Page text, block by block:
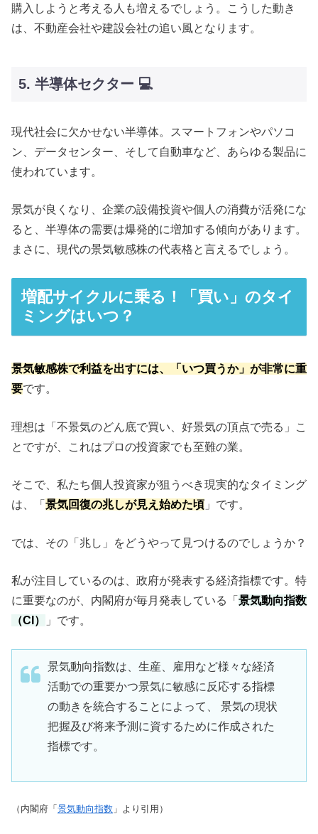
購入しようと考える人も増えるでしょう。こうした動き
は、不動産会社や建設会社の追い風となります。
5. 半導体セクター 💻
現代社会に欠かせない半導体。スマートフォンやパソコ
ン、データセンター、そして自動車など、あらゆる製品に
使われています。
景気が良くなり、企業の設備投資や個人の消費が活発にな
ると、半導体の需要は爆発的に増加する傾向があります。
まさに、現代の景気敏感株の代表格と言えるでしょう。
増配サイクルに乗る！「買い」のタイ
ミングはいつ？
景気敏感株で利益を出すには、「いつ買うか」が非常に重
要です。
理想は「不景気のどん底で買い、好景気の頂点で売る」こ
とですが、これはプロの投資家でも至難の業。
そこで、私たち個人投資家が狙うべき現実的なタイミング
は、「 景気回復の兆しが見え始めた頃 」です。
では、その「兆し」をどうやって見つけるのでしょうか？
私が注目しているのは、政府が発表する経済指標です。特
に重要なのが、内閣府が毎月発表している「 景気動向指数
（CI）
」です。
景気動向指数は、生産、雇用など様々な経済
活動での重要かつ景気に敏感に反応する指標
の動きを統合することによって、 景気の現状
把握及び将来予測に資するために作成された
指標です。
（内閣府「 景気動向指数 」より引用）